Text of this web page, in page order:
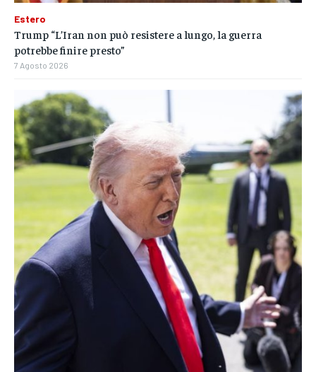
Estero
Trump “L’Iran non può resistere a lungo, la guerra
potrebbe finire presto”
7 Agosto 2026